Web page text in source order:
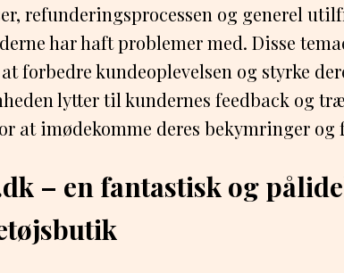
refunderingsprocessen og generel
har haft problemer med. Disse
forbedre kundeoplevelsen og styrke
lytter til kundernes feedback og
at imødekomme deres bekymringer og
– en fantastisk og